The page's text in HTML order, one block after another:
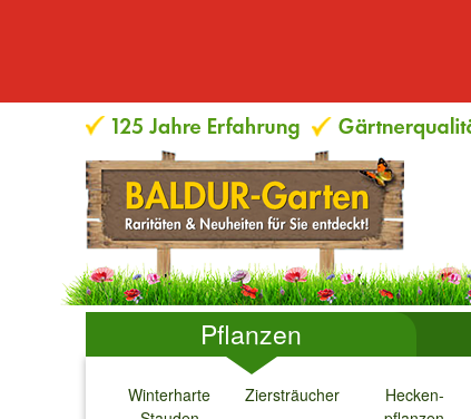
Pflanzen
Winterharte
Ziersträucher
Hecken-